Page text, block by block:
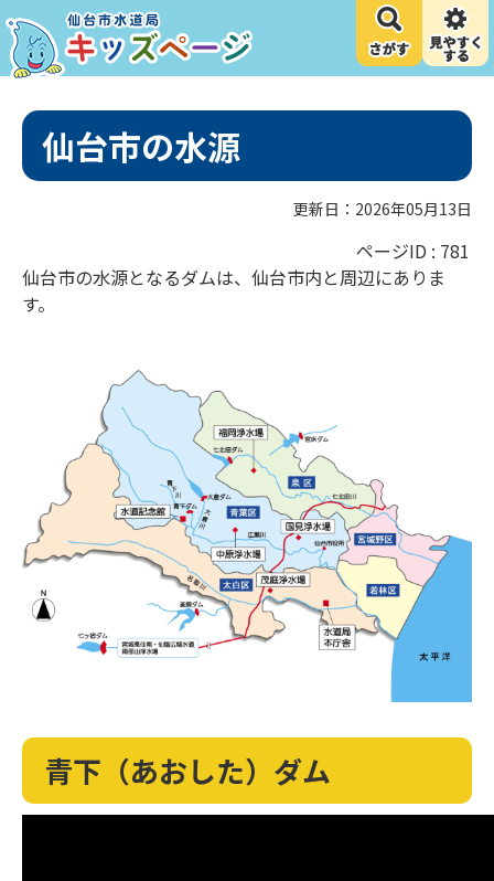
仙台市の水源
更新日：2026年05月13日
ページID : 781
仙台市の水源となるダムは、仙台市内と周辺にありま
す。
青下（あおした）ダム